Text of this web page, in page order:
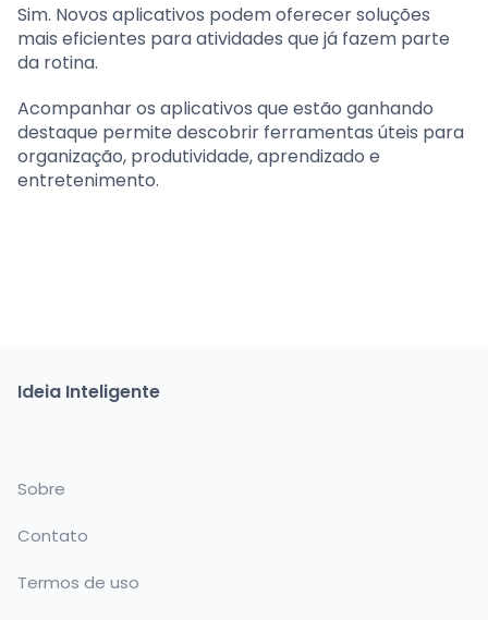
Sim. Novos aplicativos podem oferecer soluções
mais eficientes para atividades que já fazem parte
da rotina.
Acompanhar os aplicativos que estão ganhando
destaque permite descobrir ferramentas úteis para
organização, produtividade, aprendizado e
entretenimento.
Ideia Inteligente
Sobre
Contato
Termos de uso